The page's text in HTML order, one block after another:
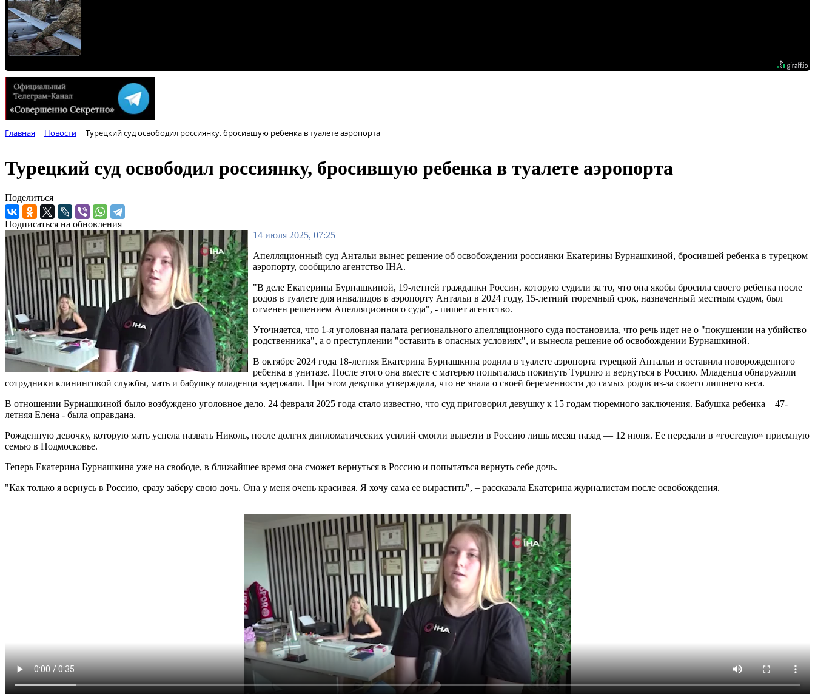
Главная Новости Турецкий суд освободил россиянку, бросившую ребенка в туалете аэропорта
Турецкий суд освободил россиянку, бросившую ребенка в туалете аэропорта
Поделиться
Подписаться на обновления
14 июля 2025, 07:25
Апелляционный суд Антальи вынес решение об освобождении россиянки Екатерины Бурнашкиной, бросившей ребенка в турецком
аэропорту, сообщило агентство IHA.
"В деле Екатерины Бурнашкиной, 19-летней гражданки России, которую судили за то, что она якобы бросила своего ребенка после
родов в туалете для инвалидов в аэропорту Антальи в 2024 году, 15-летний тюремный срок, назначенный местным судом, был
отменен решением Апелляционного суда", - пишет агентство.
Уточняется, что 1-я уголовная палата регионального апелляционного суда постановила, что речь идет не о "покушении на убийство
родственника", а о преступлении "оставить в опасных условиях", и вынесла решение об освобождении Бурнашкиной.
В октябре 2024 года 18-летняя Екатерина Бурнашкина родила в туалете аэропорта турецкой Антальи и оставила новорожденного
ребенка в унитазе. После этого она вместе с матерью попыталась покинуть Турцию и вернуться в Россию. Младенца обнаружили
сотрудники клининговой службы, мать и бабушку младенца задержали. При этом девушка утверждала, что не знала о своей беременности до самых родов из-за своего лишнего веса.
В отношении Бурнашкиной было возбуждено уголовное дело. 24 февраля 2025 года стало известно, что суд приговорил девушку к 15 годам тюремного заключения. Бабушка ребенка – 47-
летняя Елена - была оправдана.
Рожденную девочку, которую мать успела назвать Николь, после долгих дипломатических усилий смогли вывезти в Россию лишь месяц назад — 12 июня. Ее передали в «гостевую» приемную
семью в Подмосковье.
Теперь Екатерина Бурнашкина уже на свободе, в ближайшее время она сможет вернуться в Россию и попытаться вернуть себе дочь.
"Как только я вернусь в Россию, сразу заберу свою дочь. Она у меня очень красивая. Я хочу сама ее вырастить", – рассказала Екатерина журналистам после освобождения.